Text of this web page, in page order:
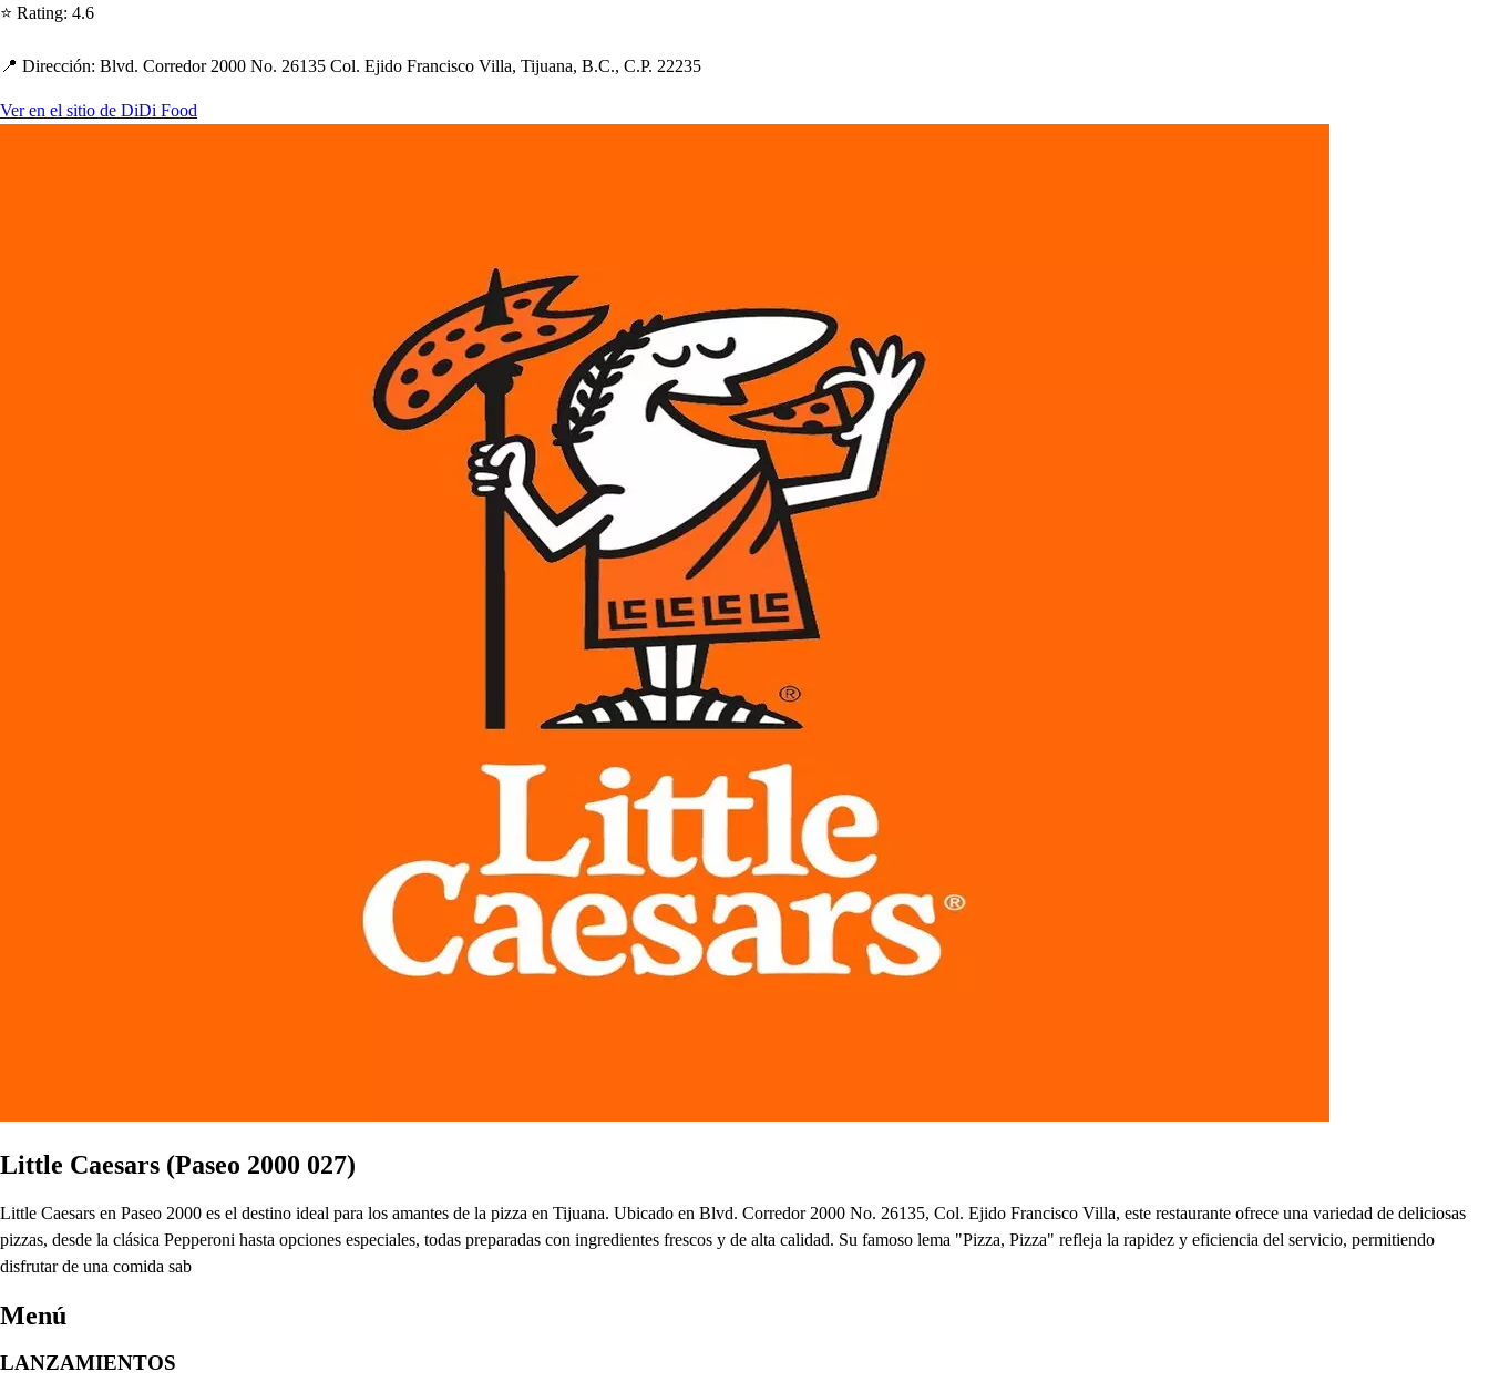
⭐ Rating: 4.6
📍 Dirección: Blvd. Corredor 2000 No. 26135 Col. Ejido Francisco Villa, Tijuana, B.C., C.P. 22235
Ver en el sitio de DiDi Food
Little Caesars (Paseo 2000 027)
Little Caesars en Paseo 2000 es el destino ideal para los amantes de la pizza en Tijuana. Ubicado en Blvd. Corredor 2000 No. 26135, Col. Ejido Francisco Villa, este restaurante ofrece una variedad de deliciosas
pizzas, desde la clásica Pepperoni hasta opciones especiales, todas preparadas con ingredientes frescos y de alta calidad. Su famoso lema "Pizza, Pizza" refleja la rapidez y eficiencia del servicio, permitiendo
disfrutar de una comida sab
Menú
LANZAMIENTOS